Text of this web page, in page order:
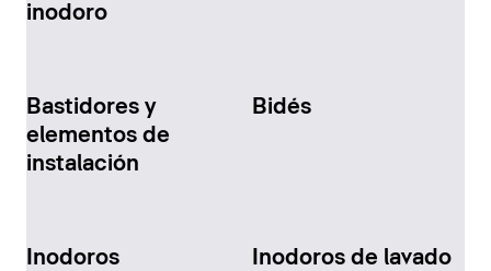
inodoro
Bastidores y
elementos de
instalación
Bidés
Inodoros Inodoros de lavado